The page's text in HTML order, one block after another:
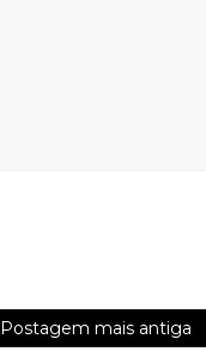
Postagem mais antiga